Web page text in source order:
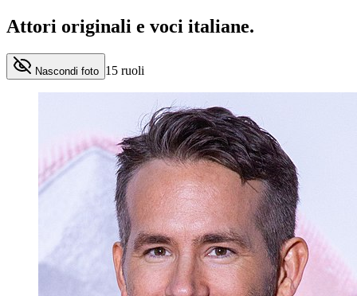
Attori originali e voci italiane.
Nascondi foto 15 ruoli